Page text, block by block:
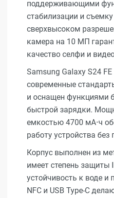
поддерживающими
стабилизации и
сверхвысоком
камера на 10 МП
качество селфи и
Samsung Galaxy S24
современные
и оснащен функциями
быстрой зарядки.
емкостью 4700 мА⋅ч
работу устройства без
Корпус выполнен из
имеет степень защиты
устойчивость к воде
NFC и USB Type-C